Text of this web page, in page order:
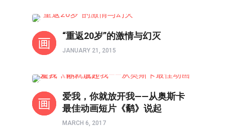
“重返20岁”的激情与幻灭
JANUARY 21, 2015
爱我，你就放开我——从奥斯卡
最佳动画短片《鹬》说起
MARCH 6, 2017